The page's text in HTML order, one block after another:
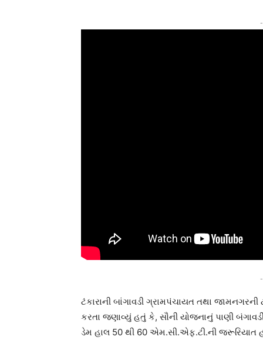
ટંકારાની બાંગાવડી ગ્રામપંચાયત તથા
કરતા જણાવ્યું હતું કે, સૌની યોજનાનું પાણી
ડેમ હાલ 50 થી 60 એમ.સી.એફ.ટી.ની